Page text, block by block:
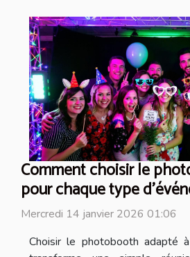
Comment choisir le
pour chaque type
Mercredi 14 janvier 2026 01:06
Choisir le photobooth adapté